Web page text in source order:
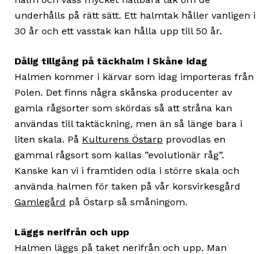
underhålls på rätt sätt. Ett halmtak håller vanligen i
30 år och ett vasstak kan hålla upp till 50 år.
Dålig tillgång på täckhalm i Skåne idag
Halmen kommer i kärvar som idag importeras från
Polen. Det finns några skånska producenter av
gamla rågsorter som skördas så att stråna kan
användas till taktäckning, men än så länge bara i
liten skala. På Kulturens Östarp provodlas en
gammal rågsort som kallas ”evolutionär råg”.
Kanske kan vi i framtiden odla i större skala och
använda halmen för taken på vår korsvirkesgård
Gamlegård på Östarp så småningom.
Läggs nerifrån och upp
Halmen läggs på taket nerifrån och upp. Man